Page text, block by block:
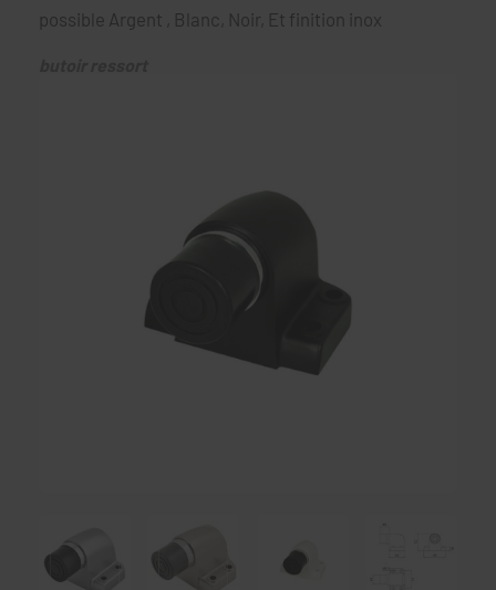
possible Argent , Blanc, Noir, Et finition inox